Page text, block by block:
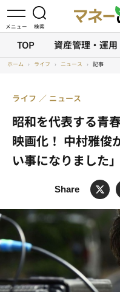
TOP 資産管理・運用
ホーム › ライフ › ニュース › 記事
昭和を代表する青
映画化！ 中村雅俊
い事になりました」
ライフ ニュース